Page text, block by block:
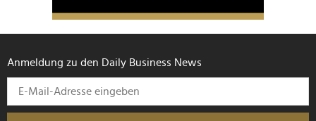
Anmeldung zu den Daily Business News